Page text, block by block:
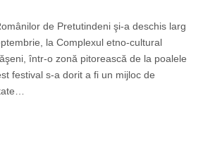
de Pretutindeni şi-a deschis larg
la Complexul etno-cultural
într-o zonă pitorească de la poalele
festival s-a dorit a fi un mijloc de